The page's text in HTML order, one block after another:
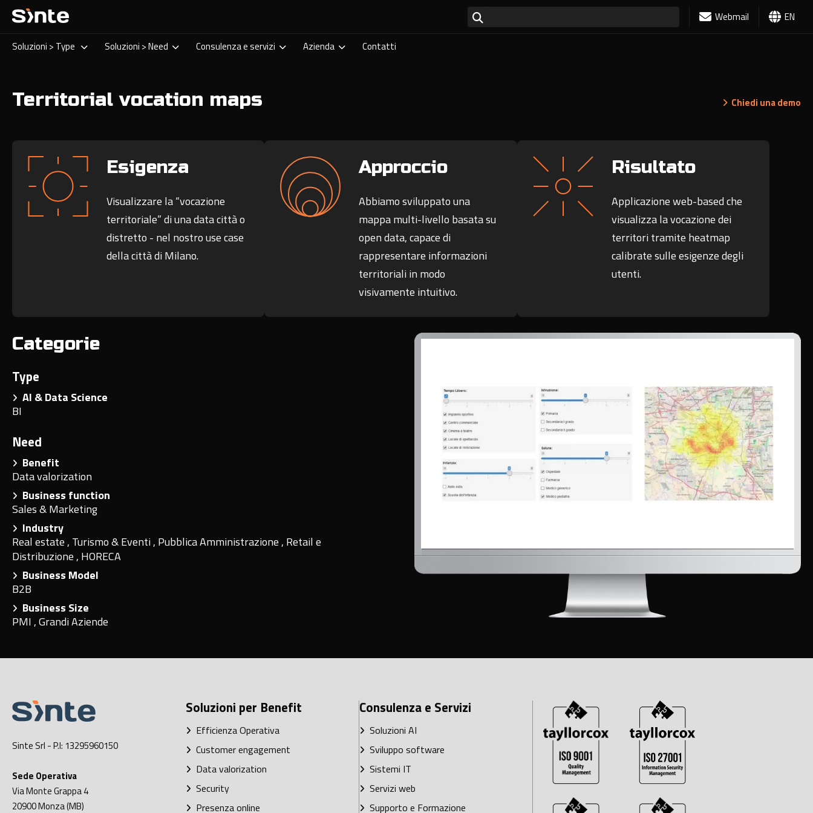
Webmail EN
Soluzioni > Type Soluzioni > Need Consulenza e servizi Azienda Contatti
Territorial vocation maps Chiedi una demo
Esigenza
Visualizzare la “vocazione
territoriale” di una data città o
distretto - nel nostro use case
della città di Milano.
Approccio
Abbiamo sviluppato una
mappa multi-livello basata su
open data, capace di
rappresentare informazioni
territoriali in modo
visivamente intuitivo.
Risultato
Applicazione web-based che
visualizza la vocazione dei
territori tramite heatmap
calibrate sulle esigenze degli
utenti.
Categorie
Type
AI & Data Science
BI
Need
Benefit
Data valorization
Business function
Sales & Marketing
Industry
Real estate , Turismo & Eventi, Pubblica Amministrazione , Retail e
Distribuzione , HORECA
Business Model
B2B
Business Size
PMI ,Grandi Aziende
Sinte Srl - P.I: 13295960150
Sede Operativa
Via Monte Grappa 4
20900Monza (MB)
Soluzioni per Benefit
Efficienza Operativa
Customer engagement
Data valorization
Security
Presenza online
Consulenza e Servizi
Soluzioni AI
Sviluppo software
Sistemi IT
Servizi web
Supporto e Formazione